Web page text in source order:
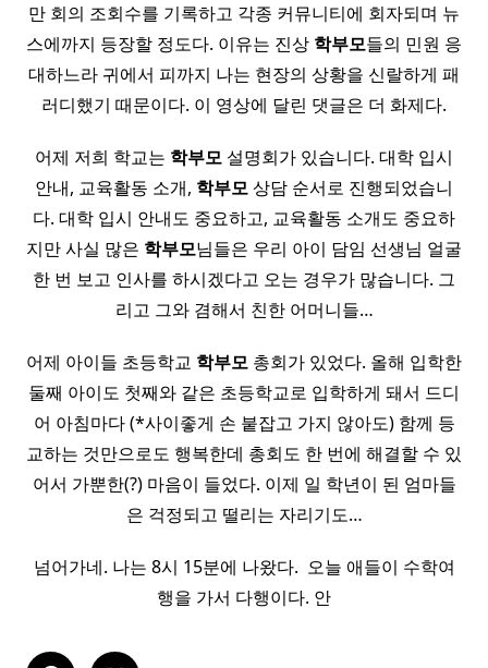
만 회의 조회수를 기록하고 각종 커뮤니티에 회자되며 뉴
스에까지 등장할 정도다. 이유는 진상 학부모들의 민원 응
대하느라 귀에서 피까지 나는 현장의 상황을 신랄하게 패
러디했기 때문이다. 이 영상에 달린 댓글은 더 화제다.
어제 저희 학교는 학부모 설명회가 있습니다. 대학 입시
안내, 교육활동 소개, 학부모상담 순서로 진행되었습니
다. 대학 입시 안내도 중요하고, 교육활동 소개도 중요하
지만 사실 많은 학부모님들은 우리 아이 담임 선생님 얼굴
한 번 보고 인사를 하시겠다고 오는 경우가 많습니다. 그
리고 그와 겸해서 친한 어머니들…
어제 아이들 초등학교 학부모 총회가 있었다. 올해 입학한
둘째 아이도 첫째와 같은 초등학교로 입학하게 돼서 드디
어 아침마다 (*사이좋게 손 붙잡고 가지 않아도) 함께 등
교하는 것만으로도 행복한데 총회도 한 번에 해결할 수 있
어서 가뿐한(?) 마음이 들었다. 이제 일 학년이 된 엄마들
은 걱정되고 떨리는 자리기도…
넘어가네. 나는 8시 15분에 나왔다. ​ 오늘 애들이 수학여
행을 가서 다행이다. 안